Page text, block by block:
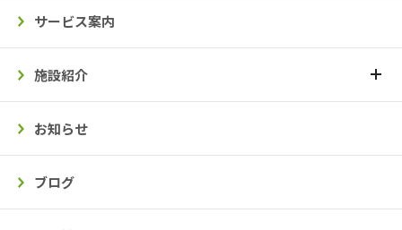
サービス案内
施設紹介
お知らせ
ブログ